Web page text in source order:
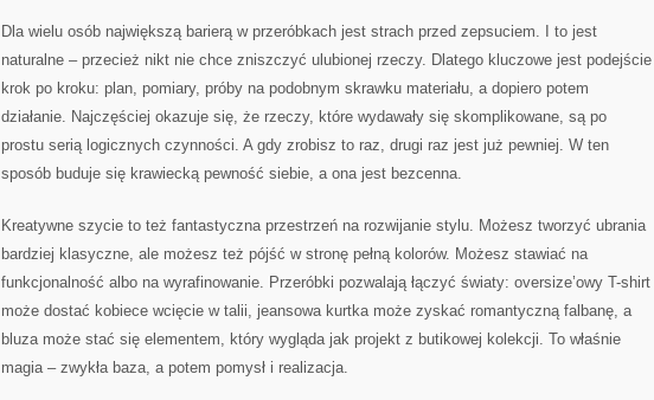
Dla wielu osób największą barierą w przeróbkach jest strach przed zepsuciem. I to jest
naturalne – przecież nikt nie chce zniszczyć ulubionej rzeczy. Dlatego kluczowe jest podejście
krok po kroku: plan, pomiary, próby na podobnym skrawku materiału, a dopiero potem
działanie. Najczęściej okazuje się, że rzeczy, które wydawały się skomplikowane, są po
prostu serią logicznych czynności. A gdy zrobisz to raz, drugi raz jest już pewniej. W ten
sposób buduje się krawiecką pewność siebie, a ona jest bezcenna.
Kreatywne szycie to też fantastyczna przestrzeń na rozwijanie stylu. Możesz tworzyć ubrania
bardziej klasyczne, ale możesz też pójść w stronę pełną kolorów. Możesz stawiać na
funkcjonalność albo na wyrafinowanie. Przeróbki pozwalają łączyć światy: oversize’owy T-shirt
może dostać kobiece wcięcie w talii, jeansowa kurtka może zyskać romantyczną falbanę, a
bluza może stać się elementem, który wygląda jak projekt z butikowej kolekcji. To właśnie
magia – zwykła baza, a potem pomysł i realizacja.